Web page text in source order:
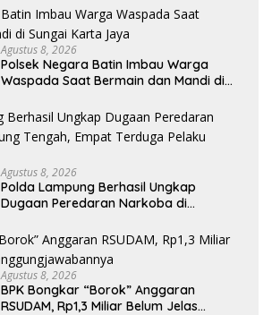
Agustus 8, 2026
Polsek Negara Batin Imbau Warga
Waspada Saat Bermain dan Mandi di
Agustus 8, 2026
Polda Lampung Berhasil Ungkap
Dugaan Peredaran Narkoba di
Pelaku Diamankan
Agustus 8, 2026
BPK Bongkar “Borok” Anggaran
RSUDAM, Rp1,3 Miliar Belum Jelas